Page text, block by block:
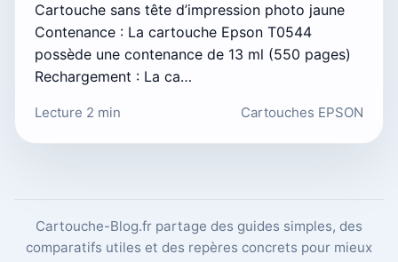
Cartouche sans tête d’impression photo jaune
Contenance : La cartouche Epson T0544
possède une contenance de 13 ml (550 pages)
Rechargement : La ca…
Lecture 2 min Cartouches EPSON
Cartouche-Blog.fr partage des guides simples, des
comparatifs utiles et des repères concrets pour mieux